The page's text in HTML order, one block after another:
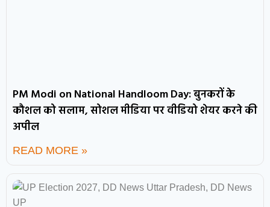
PM Modi on National Handloom Day: बुनकरों के
कौशल को सलाम, सोशल मीडिया पर वीडियो शेयर करने की
अपील
READ MORE »